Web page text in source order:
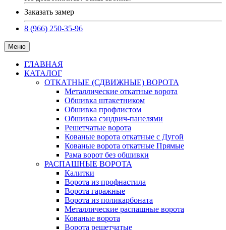
Заказать замер
8 (966) 250-35-96
Меню
ГЛАВНАЯ
КАТАЛОГ
ОТКАТНЫЕ (СДВИЖНЫЕ) ВОРОТА
Металлические откатные ворота
Обшивка штакетником
Обшивка профлистом
Обшивка сэндвич-панелями
Решетчатые ворота
Кованые ворота откатные с Дугой
Кованые ворота откатные Прямые
Рама ворот без обшивки
РАСПАШНЫЕ ВОРОТА
Калитки
Ворота из профнастила
Ворота гаражные
Ворота из поликарбоната
Металлические распашные ворота
Кованые ворота
Ворота решетчатые